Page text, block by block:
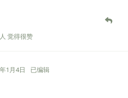
人 觉得很赞
1月4日 已编辑